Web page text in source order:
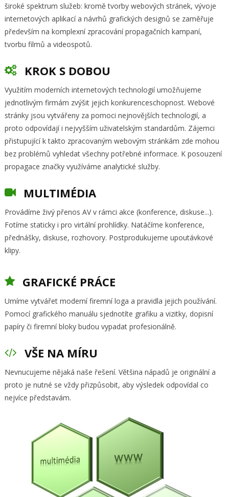
široké spektrum služeb: kromě tvorby webových stránek, vývoje
internetových aplikací a návrhů grafických designů se zaměřuje
především na komplexní zpracování propagačních kampaní,
tvorbu filmů a videospotů.
KROK S DOBOU
Využitím moderních internetových technologií umožňujeme
jednotlivým firmám zvýšit jejich konkurenceschopnost. Webové
stránky jsou vytvářeny za pomoci nejnovějších technologií, a
proto odpovídají i nejvyšším uživatelským standardům. Zájemci
přistupující k takto zpracovaným webovým stránkám zde mohou
bez problémů vyhledat všechny potřebné informace. K posouzení
propagace značky využíváme analytické služby.
MULTIMÉDIA
Provádíme živý přenos AV v rámci akce (konference, diskuse...).
Fotíme staticky i pro virtální prohlídky. Natáčíme konference,
přednášky, diskuse, rozhovory. Postprodukujeme upoutávkové
klipy.
GRAFICKÉ PRÁCE
Umíme vytvářet moderní firemní loga a pravidla jejich používání.
Pomocí grafického manuálu sjednotíte grafiku a vizitky, dopisní
papíry či firemní bloky budou vypadat profesionálně.
VŠE NA MÍRU
Nevnucujeme nějaká naše řešení. Většina nápadů je originální a
proto je nutné se vždy přizpůsobit, aby výsledek odpovídal co
nejvíce představám.